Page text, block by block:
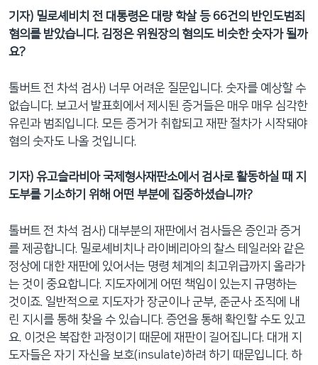
기자) 밀로셰비치 전 대통령은 대량 학살 등 66건의 반인도범죄
혐의를 받았습니다. 김정은 위원장의 혐의도 비슷한 숫자가 될까
요?
톨버트 전 차석 검사) 너무 어려운 질문입니다. 숫자를 예상할 수
없습니다. 보고서 발표회에서 제시된 증거들은 매우 매우 심각한
유린과 범죄입니다. 모든 증거가 취합되고 재판 절차가 시작돼야
혐의 숫자도 나올 것입니다.
기자) 유고슬라비아 국제형사재판소에서 검사로 활동하실 때 지
도부를 기소하기 위해 어떤 부분에 집중하셨습니까?
톨버트 전 차석 검사) 대부분의 재판에서 검사들은 증인과 증거
를 제공합니다. 밀로셰비치나 라이베리아의 찰스 테일러와 같은
정상에 대한 재판에 있어서는 명령 체계의 최고위급까지 올라가
는 것이 중요합니다. 지도자에게 어떤 책임이 있는지 규명하는
것이죠. 일반적으로 지도자가 장군이나 군부, 준군사 조직에 내
린 지시를 통해 찾을 수 있습니다. 증언을 통해 확인할 수도 있고
요. 이것은 복잡한 과정이기 때문에 재판이 길어집니다. 대개 지
도자들은 자기 자신을 보호(insulate)하려 하기 때문입니다. 하